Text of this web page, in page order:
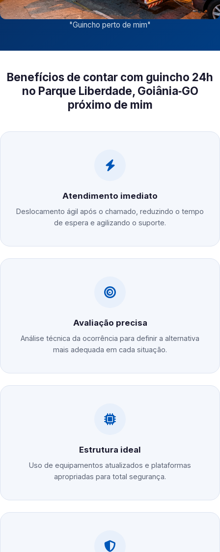
"Guincho perto de mim"
Benefícios de contar com guincho 24h
no Parque Liberdade, Goiânia‑GO
próximo de mim
Atendimento imediato
Deslocamento ágil após o chamado, reduzindo o tempo
de espera e agilizando o suporte.
Avaliação precisa
Análise técnica da ocorrência para definir a alternativa
mais adequada em cada situação.
Estrutura ideal
Uso de equipamentos atualizados e plataformas
apropriadas para total segurança.